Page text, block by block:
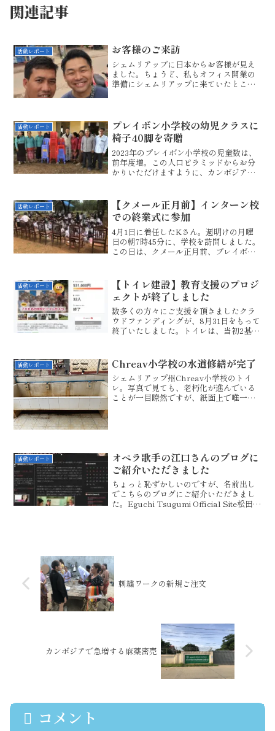
関連記事
活動レポート お客様のご来訪
シェムリアップに日本からお客様が見え
ました。ちょうど、私もオフィス開業の
準備にシェムリアップに来ていたところ
ショートコースをドライバ...
活動レポート
プレイボン小学校の幼児クラスに
椅子40脚を寄贈
2023年のプレイボン小学校の児童数は、
前年度増。この人口ピラミッドからお分
かりいただけますように、カンボジアで
と62人も在籍しています。このクラス、
ベテランの先生だか...
活動レポート
【クメール正月前】インターン校
での終業式に参加
4月1日に着任したKさん。週明けの月曜
日の朝7時45分に、学校を訪問しました。
この日は、クメール正月前、プレイボン
ています。子どもたちが、家から持ち寄
った食べ物を先生方...
活動レポート
【トイレ建設】教育支援のプロジ
ェクトが終了しました
数多くの方々にご支援を頂きましたクラ
ウドファンディングが、8月31日をもって
終了いたしました。トイレは、当初2基補
置・貯水槽と足洗い場の設置と拡大さ
れ、セカンドゴールを...
活動レポート Chreav小学校の水道修繕が完了
シェムリアップ州Chreav小学校のトイ
レ。写真で見ても、老朽化が進んでいる
ことが一目瞭然ですが、紙面上で唯一お
活動レポート
オペラ歌手の江口さんのブログに
ご紹介いただきました
ちょっと恥ずかしいのですが、名前出し
でこちらのブログにご紹介いただきまし
た。Eguchi Tsugumi Official Site松田辰
刺繍ワークの新規ご注文
カンボジアで急増する麻薬密売
コメント